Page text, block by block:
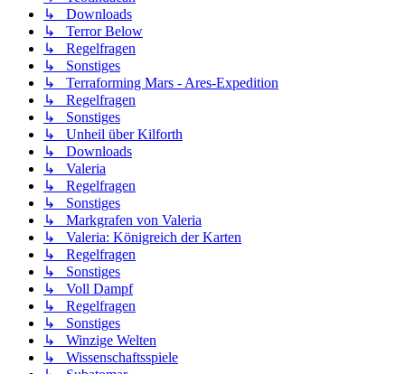
↳ Downloads
↳ Terror Below
↳ Regelfragen
↳ Sonstiges
↳ Terraforming Mars - Ares-Expedition
↳ Regelfragen
↳ Sonstiges
↳ Unheil über Kilforth
↳ Downloads
↳ Valeria
↳ Regelfragen
↳ Sonstiges
↳ Markgrafen von Valeria
↳ Valeria: Königreich der Karten
↳ Regelfragen
↳ Sonstiges
↳ Voll Dampf
↳ Regelfragen
↳ Sonstiges
↳ Winzige Welten
↳ Wissenschaftsspiele